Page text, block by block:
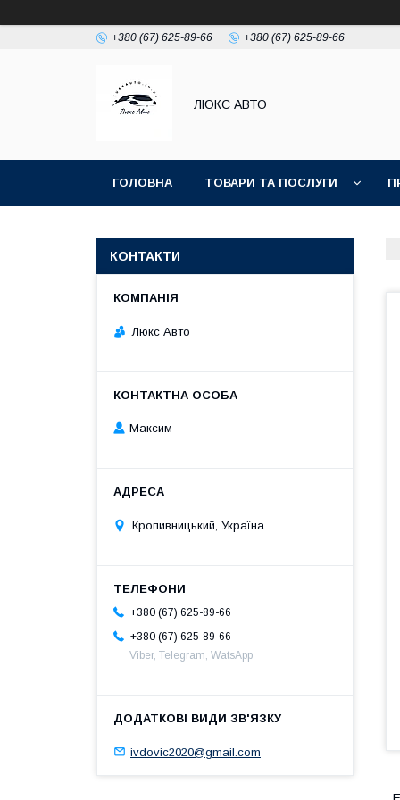
+380 (67) 625-89-66 +380 (67) 625-89-66
ЛЮКС АВТО
ГОЛОВНА ТОВАРИ ТА ПОСЛУГИ
КОНТАКТИ
Люкс Авто
Максим
Кропивницький, Україна
+380 (67) 625-89-66
+380 (67) 625-89-66
Viber, Telegram, WatsApp
ivdovic2020@gmail.com